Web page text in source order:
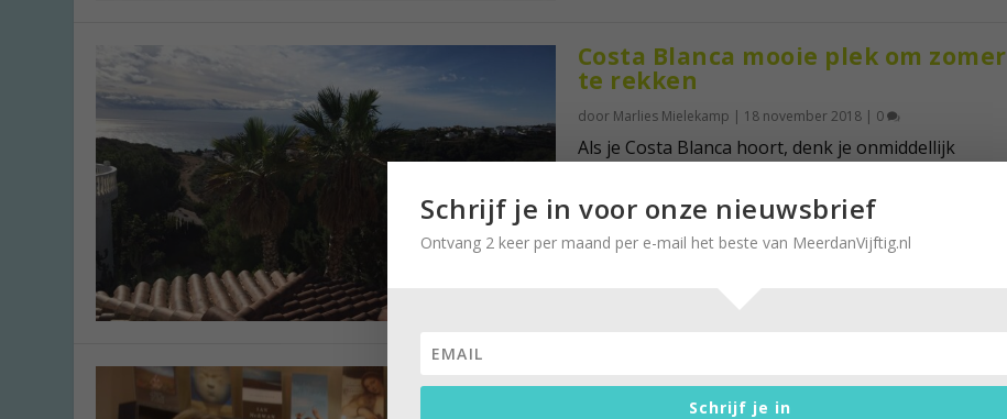
Costa Blanca mooie plek om zomer
te rekken
door Marlies Mielekamp | 18 november 2018| 0
Als je Costa Blanca hoort, denk je onmiddellijk
naar boek
Schrijf je in voor onze nieuwsbrief
Ontvang 2 keer per maand per e-mail het beste van MeerdanVijftig.nl
Schrijf je in